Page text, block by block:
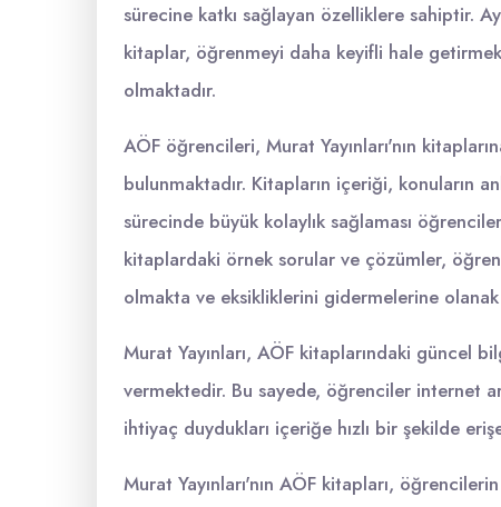
sürecine katkı sağlayan özelliklere sahiptir.
kitaplar, öğrenmeyi daha keyifli hale
olmaktadır.
AÖF öğrencileri, Murat Yayınları'nın
bulunmaktadır. Kitapların içeriği, konuların
sürecinde büyük kolaylık sağlaması
kitaplardaki örnek sorular ve çözümler,
olmakta ve eksikliklerini gidermelerine olanak
Murat Yayınları, AÖF kitaplarındaki güncel
vermektedir. Bu sayede, öğrenciler internet
ihtiyaç duydukları içeriğe hızlı bir şekilde
Murat Yayınları'nın AÖF kitapları,